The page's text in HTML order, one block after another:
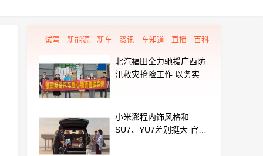
试驾 新能源 新车 资讯 车知道 直播 百科
北汽福田全力驰援广西防
汛救灾抢险工作 以务实行
小米澎程内饰风格和
SU7、YU7差别挺大 官方